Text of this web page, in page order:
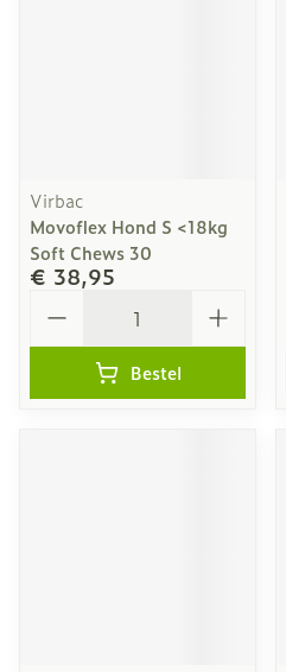
Virbac
Movoflex Hond S <18kg
Soft Chews 30
€ 38,95
Bestel